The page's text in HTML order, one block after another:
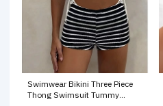
Swimwear Bikini Three Piece
Thong Swimsuit Tummy